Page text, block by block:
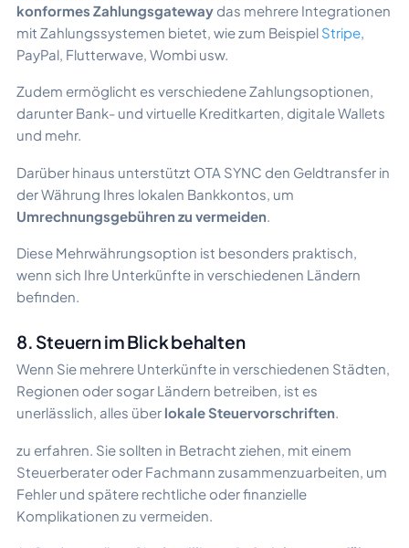
konformes Zahlungsgateway das mehrere Integrationen
mit Zahlungssystemen bietet, wie zum Beispiel Stripe,
PayPal, Flutterwave, Wombi usw.
Zudem ermöglicht es verschiedene Zahlungsoptionen,
darunter Bank- und virtuelle Kreditkarten, digitale Wallets
und mehr.
Darüber hinaus unterstützt OTA SYNC den Geldtransfer in
der Währung Ihres lokalen Bankkontos, um
Umrechnungsgebühren zu vermeiden.
Diese Mehrwährungsoption ist besonders praktisch,
wenn sich Ihre Unterkünfte in verschiedenen Ländern
befinden.
8. Steuern im Blick behalten
Wenn Sie mehrere Unterkünfte in verschiedenen Städten,
Regionen oder sogar Ländern betreiben, ist es
unerlässlich, alles über lokale Steuervorschriften.
zu erfahren. Sie sollten in Betracht ziehen, mit einem
Steuerberater oder Fachmann zusammenzuarbeiten, um
Fehler und spätere rechtliche oder finanzielle
Komplikationen zu vermeiden.